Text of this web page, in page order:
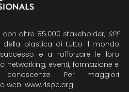
oltre 85.000 stakeholder, SPE
della plastica di tutto il mondo
e a rafforzare le loro
networking, eventi, formazione e
conoscenze. Per maggiori
web: www.4spe.org.